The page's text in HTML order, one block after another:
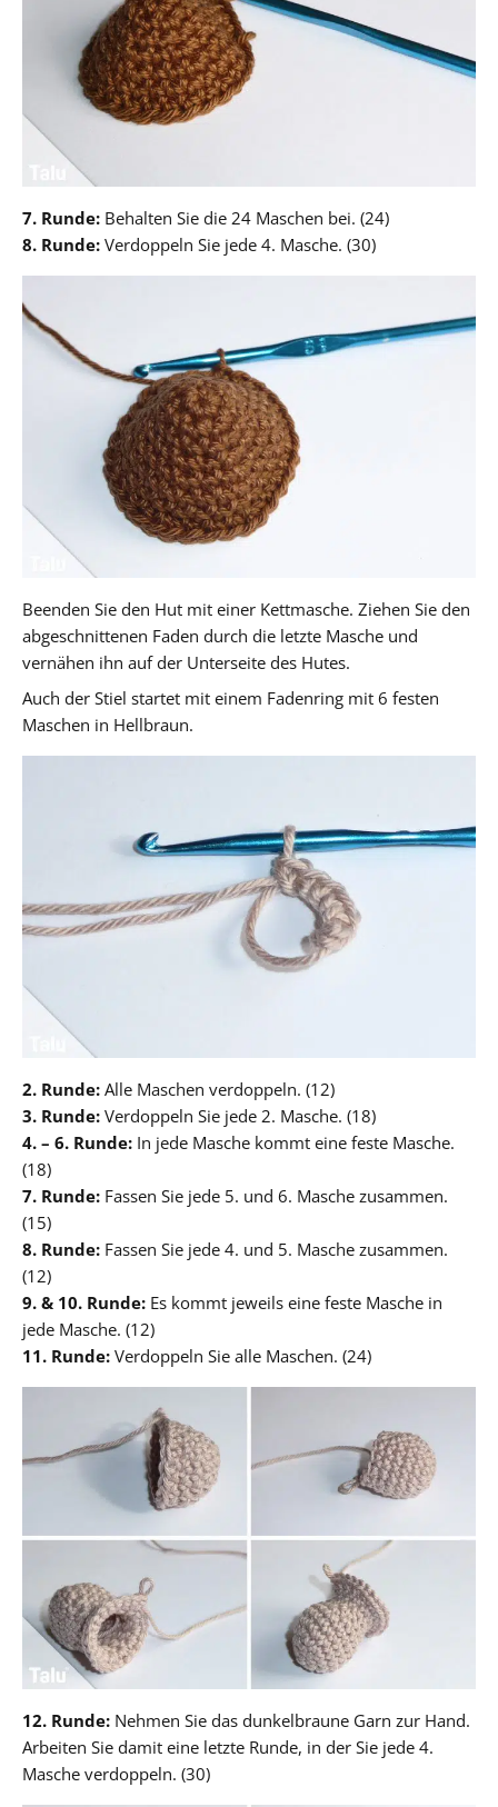
7. Runde: Behalten Sie die 24 Maschen bei. (24)
8. Runde: Verdoppeln Sie jede 4. Masche. (30)
Beenden Sie den Hut mit einer Kettmasche. Ziehen Sie den
abgeschnittenen Faden durch die letzte Masche und
vernähen ihn auf der Unterseite des Hutes.
Auch der Stiel startet mit einem Fadenring mit 6 festen
Maschen in Hellbraun.
2. Runde: Alle Maschen verdoppeln. (12)
3. Runde: Verdoppeln Sie jede 2. Masche. (18)
4. – 6. Runde: In jede Masche kommt eine feste Masche.
(18)
7. Runde: Fassen Sie jede 5. und 6. Masche zusammen.
(15)
8. Runde: Fassen Sie jede 4. und 5. Masche zusammen.
(12)
9. & 10. Runde: Es kommt jeweils eine feste Masche in
jede Masche. (12)
11. Runde: Verdoppeln Sie alle Maschen. (24)
12. Runde: Nehmen Sie das dunkelbraune Garn zur Hand.
Arbeiten Sie damit eine letzte Runde, in der Sie jede 4.
Masche verdoppeln. (30)